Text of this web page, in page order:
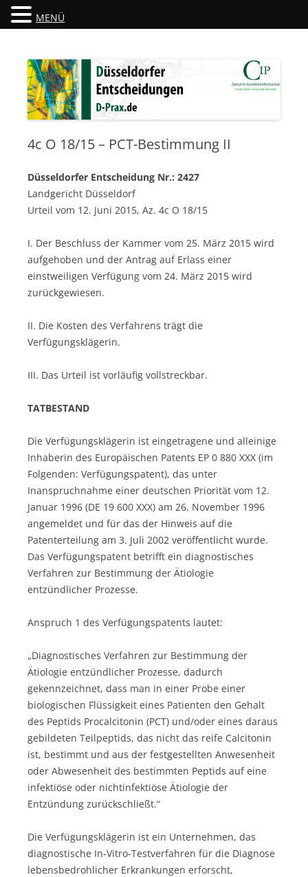
Düsseldorfer Entscheidungen
4c O 18/15 – PCT-Bestimmung II
Düsseldorfer Entscheidung Nr.: 2427
Landgericht Düsseldorf
Urteil vom 12. Juni 2015, Az. 4c O 18/15
I. Der Beschluss der Kammer vom 25. März 2015 wird
aufgehoben und der Antrag auf Erlass einer
einstweiligen Verfügung vom 24. März 2015 wird
zurückgewiesen.
II. Die Kosten des Verfahrens trägt die
Verfügungsklägerin.
III. Das Urteil ist vorläufig vollstreckbar.
TATBESTAND
Die Verfügungsklägerin ist eingetragene und alleinige
Inhaberin des Europäischen Patents EP 0 880 XXX (im
Folgenden: Verfügungspatent), das unter
Inanspruchnahme einer deutschen Priorität vom 12.
Januar 1996 (DE 19 600 XXX) am 26. November 1996
angemeldet und für das der Hinweis auf die
Patenterteilung am 3. Juli 2002 veröffentlicht wurde.
Das Verfügungspatent betrifft ein diagnostisches
Verfahren zur Bestimmung der Ätiologie
entzündlicher Prozesse.
Anspruch 1 des Verfügungspatents lautet:
„Diagnostisches Verfahren zur Bestimmung der
Ätiologie entzündlicher Prozesse, dadurch
gekennzeichnet, dass man in einer Probe einer
biologischen Flüssigkeit eines Patienten den Gehalt
des Peptids Procalcitonin (PCT) und/oder eines daraus
gebildeten Teilpeptids, das nicht das reife Calcitonin
ist, bestimmt und aus der festgestellten Anwesenheit
oder Abwesenheit des bestimmten Peptids auf eine
infektiöse oder nichtinfektiöse Ätiologie der
Entzündung zurückschließt.“
Die Verfügungsklägerin ist ein Unternehmen, das
diagnostische In-Vitro-Testverfahren für die Diagnose
lebensbedrohlicher Erkrankungen erforscht,
MENÜ